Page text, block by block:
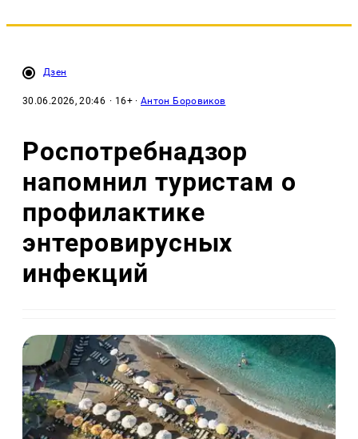
Дзен
30.06.2026, 20:46 · 16+ ·Антон Боровиков
Роспотребнадзор
напомнил туристам о
профилактике
энтеровирусных
инфекций